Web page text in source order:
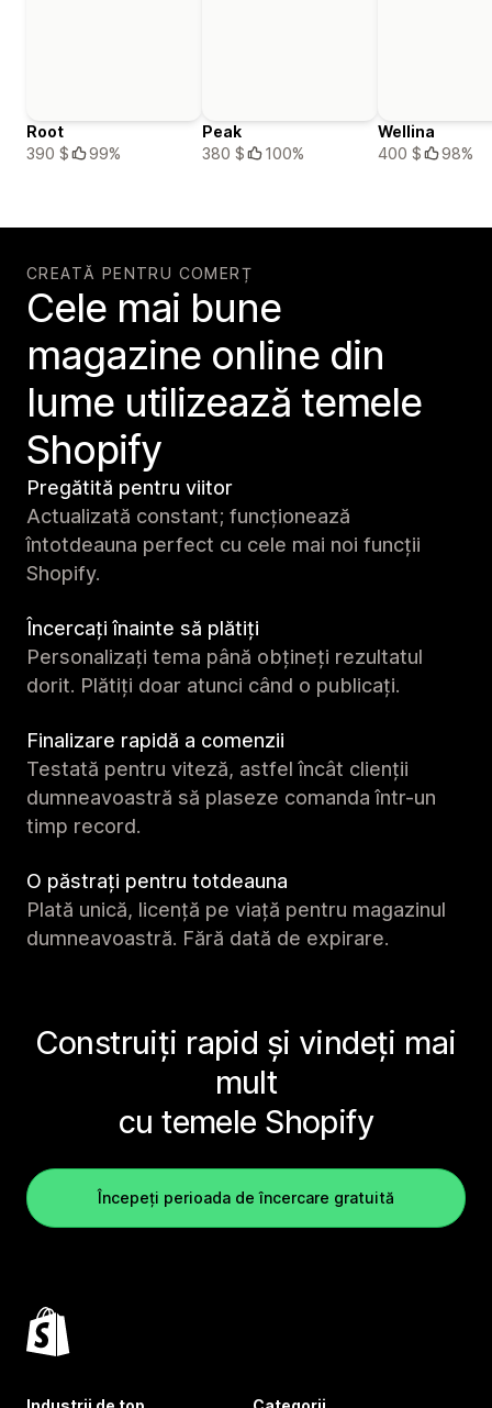
Root
390 $
99%
Peak
380 $
100%
Wellina
400 $
98%
CREATĂ PENTRU COMERȚ
Cele mai bune
magazine online din
lume utilizează temele
Shopify
Pregătită pentru viitor
Actualizată constant; funcționează
întotdeauna perfect cu cele mai noi funcții
Shopify.
Încercați înainte să plătiți
Personalizați tema până obțineți rezultatul
dorit. Plătiți doar atunci când o publicați.
Finalizare rapidă a comenzii
Testată pentru viteză, astfel încât clienții
dumneavoastră să plaseze comanda într-un
timp record.
O păstrați pentru totdeauna
Plată unică, licență pe viață pentru magazinul
dumneavoastră. Fără dată de expirare.
Construiți rapid și vindeți mai
mult
cu temele Shopify
Începeți perioada de încercare gratuită